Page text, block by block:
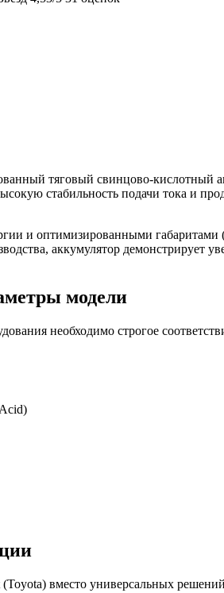
тяговый свинцово-кислотный
стабильность подачи тока и
и оптимизированными
аккумулятор демонстрирует
модели
необходимо строгое
вместо универсальных